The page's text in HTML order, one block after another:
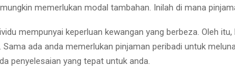
memerlukan modal tambahan. Inilah di mana
mempunyai keperluan kewangan yang berbeza. Oleh
ada anda memerlukan pinjaman peribadi untuk
penyelesaian yang tepat untuk anda.